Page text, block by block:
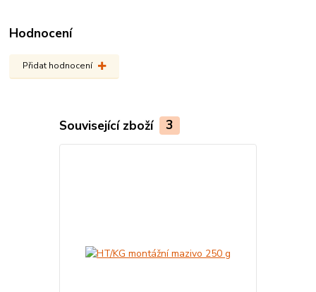
Hodnocení
Přidat hodnocení
Související zboží 3